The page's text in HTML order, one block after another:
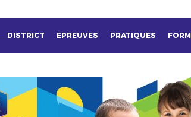
DISTRICT EPREUVES PRATIQUES